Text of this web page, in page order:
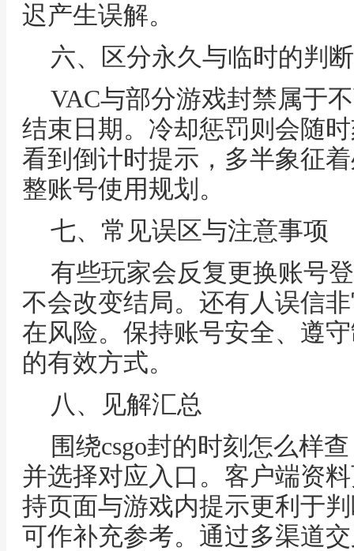
迟产生误解。
六、区分永久与临时的判
VAC与部分游戏封禁属于
结束日期。冷却惩罚则会随
看到倒计时提示，多半象征
整账号使用规划。
七、常见误区与注意事项
有些玩家会反复更换账号
不会改变结局。还有人误信
在风险。保持账号安全、遵
的有效方式。
八、见解汇总
围绕csgo封的时刻怎么样
并选择对应入口。客户端资
持页面与游戏内提示更利于
可作补充参考。通过多渠道